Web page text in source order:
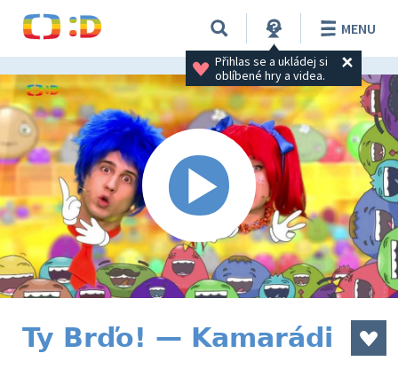
Přihlas se a ukládej si
oblíbené hry a videa.
MENU
Ty Brďo! — Kamarádi